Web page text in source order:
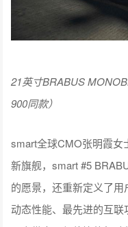
21英寸BRABUS
900同款）
smart全球CMO张明霞女
新旗舰，smart #5
的愿景，还重新定义了
动态性能、最先进的互